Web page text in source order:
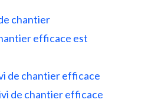
chantier
efficace est
de chantier efficace
de chantier efficace